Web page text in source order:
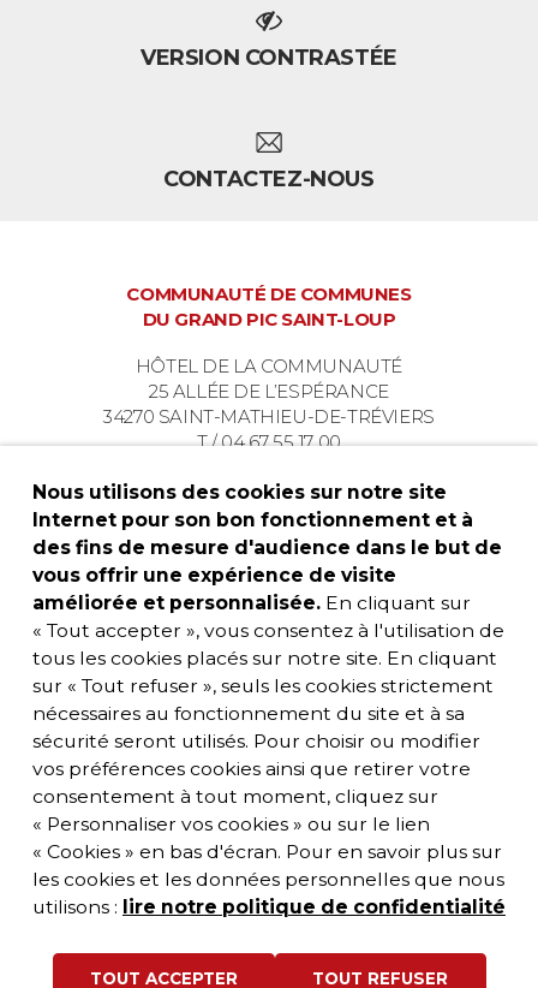
VERSION CONTRASTÉE
CONTACTEZ-NOUS
COMMUNAUTÉ DE COMMUNES
DU GRAND PIC SAINT-LOUP
HÔTEL DE LA COMMUNAUTÉ
25 ALLÉE DE L’ESPÉRANCE
34270 SAINT-MATHIEU-DE-TRÉVIERS
T / 04 67 55 17 00
Nous utilisons des cookies sur notre site
Internet pour son bon fonctionnement et à
des fins de mesure d'audience dans le but de
vous offrir une expérience de visite
améliorée et personnalisée. En cliquant sur
« Tout accepter », vous consentez à l'utilisation de
tous les cookies placés sur notre site. En cliquant
sur « Tout refuser », seuls les cookies strictement
nécessaires au fonctionnement du site et à sa
sécurité seront utilisés. Pour choisir ou modifier
vos préférences cookies ainsi que retirer votre
consentement à tout moment, cliquez sur
« Personnaliser vos cookies » ou sur le lien
« Cookies » en bas d'écran. Pour en savoir plus sur
les cookies et les données personnelles que nous
utilisons : lire notre politique de confidentialité
TOUT ACCEPTER TOUT REFUSER